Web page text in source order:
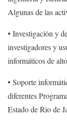
Algunas de las
• Investigación y
investigadores y
informáticos de
• Soporte
diferentes
Estado de Rio de